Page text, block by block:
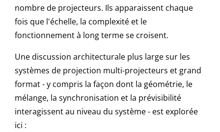
nombre de projecteurs. Ils apparaissent chaque
fois que l'échelle, la complexité et le
fonctionnement à long terme se croisent.
Une discussion architecturale plus large sur les
systèmes de projection multi-projecteurs et grand
format - y compris la façon dont la géométrie, le
mélange, la synchronisation et la prévisibilité
interagissent au niveau du système - est explorée
ici :